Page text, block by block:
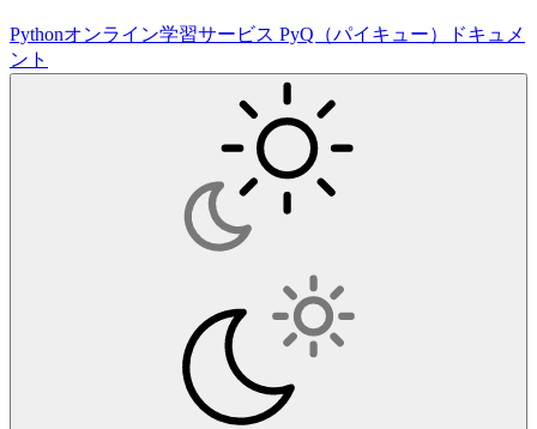
Pythonオンライン学習サービス PyQ（パイキュー）ドキュメ
ント